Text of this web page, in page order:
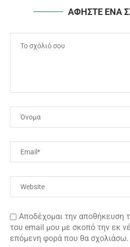
ΑΦΗΣΤΕ ΕΝΑ
Αποδέχομαι την αποθήκευση
του email μου με σκοπό την εκ
επόμενη φορά που θα σχολιάσω.